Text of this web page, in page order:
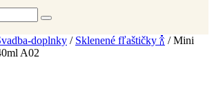
doplnky / Sklenené fľaštičky 🍾 / Mini
A02